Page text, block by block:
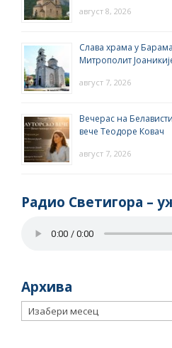
август 8, 2026
Слава храма у
Митрополит
август 7, 2026
Вечерас на
вече Теодоре Ковач
август 7, 2026
Радио Светигора –
Архива
Архива